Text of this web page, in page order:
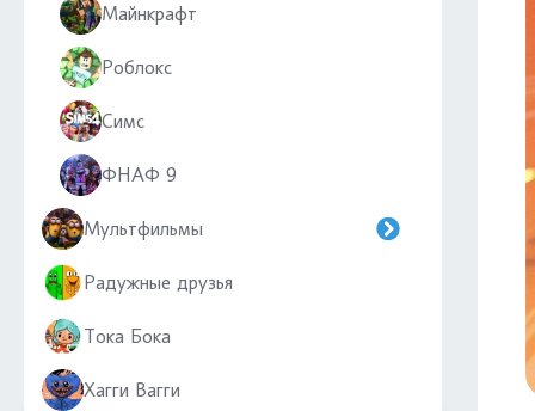
Майнкрафт
Роблокс
Симс
ФНАФ 9
Мультфильмы
Радужные друзья
Тока Бока
Хагги Вагги